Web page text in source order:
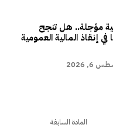
مؤجلة.. هل تنجح
إنقاذ المالية العمومية
6, 2026
المادة السابقة